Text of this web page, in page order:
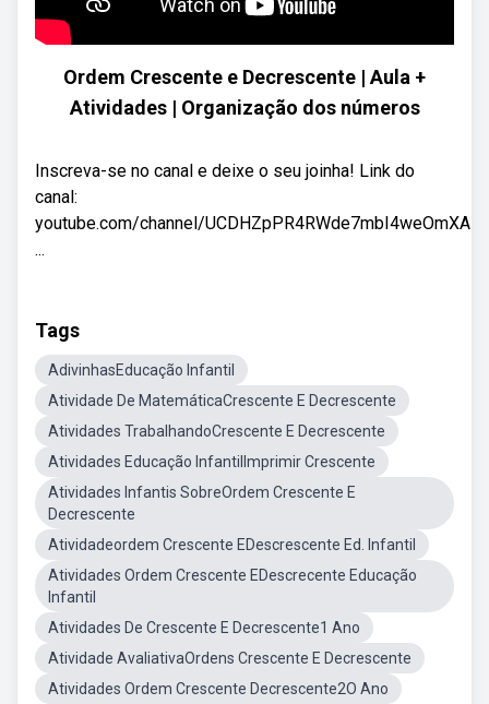
Ordem Crescente e Decrescente | Aula +
Atividades | Organização dos números
Inscreva-se no canal e deixe o seu joinha! Link do
canal:
youtube.com/channel/UCDHZpPR4RWde7mbI4weOmXA
...
Tags
AdivinhasEducação Infantil
Atividade De MatemáticaCrescente E Decrescente
Atividades TrabalhandoCrescente E Decrescente
Atividades Educação InfantilImprimir Crescente
Atividades Infantis SobreOrdem Crescente E
Decrescente
Atividadeordem Crescente EDescrescente Ed. Infantil
Atividades Ordem Crescente EDescrecente Educação
Infantil
Atividades De Crescente E Decrescente1 Ano
Atividade AvaliativaOrdens Crescente E Decrescente
Atividades Ordem Crescente Decrescente2O Ano